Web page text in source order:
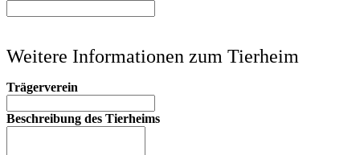
Weitere Informationen zum Tierheim
Trägerverein
Beschreibung des Tierheims